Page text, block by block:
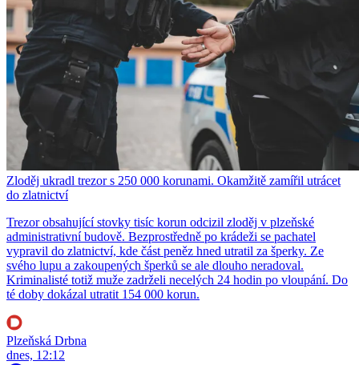
Zloděj ukradl trezor s 250 000 korunami. Okamžitě zamířil utrácet
do zlatnictví
Trezor obsahující stovky tisíc korun odcizil zloděj v plzeňské
administrativní budově. Bezprostředně po krádeži se pachatel
vypravil do zlatnictví, kde část peněz hned utratil za šperky. Ze
svého lupu a zakoupených šperků se ale dlouho neradoval.
Kriminalisté totiž muže zadrželi necelých 24 hodin po vloupání. Do
té doby dokázal utratit 154 000 korun.
Plzeňská Drbna
dnes, 12:12